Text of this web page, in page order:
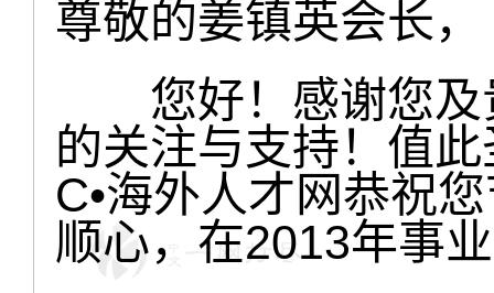
尊敬的姜镇英会长，
您好！感谢您及
的关注与支持！值
C•海外人才网恭祝
顺心，在2013年事